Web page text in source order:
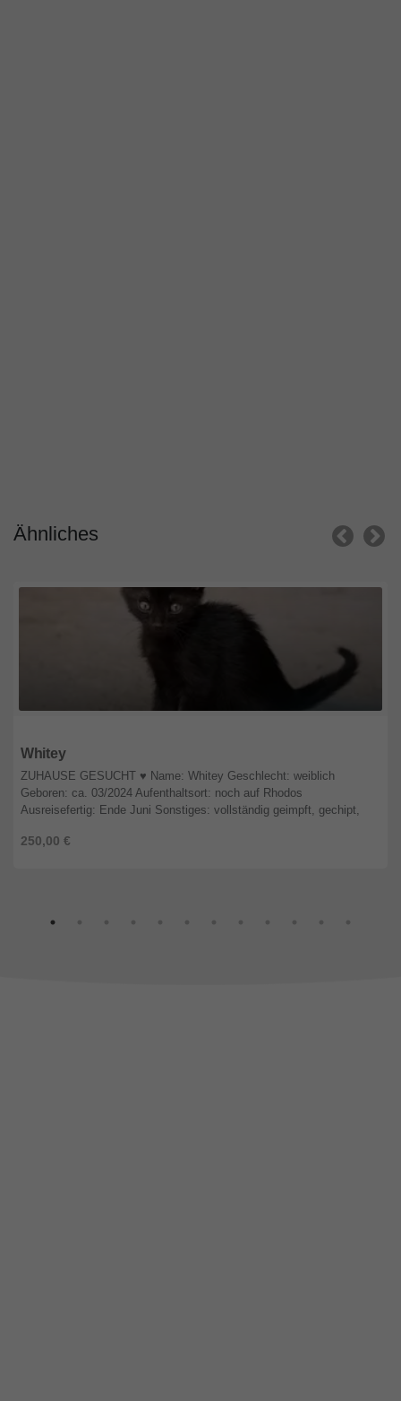
Ähnliches
Whitey
250,00 €
ZUHAUSE GESUCHT ♥️ Name: Whitey Geschlecht: weiblich
Geboren: ca. 03/2024 Aufenthaltsort: noch auf Rhodos
Ausreisefertig: Ende Juni Sonstiges: vollständig geimpft, gechipt,